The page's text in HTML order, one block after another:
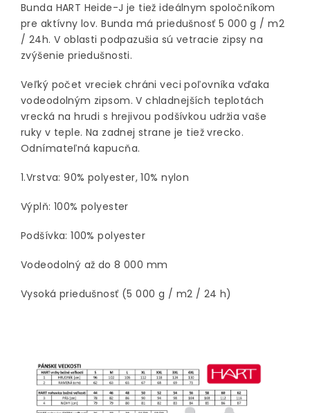
Bunda HART Heide-J je tiež ideálnym spoločníkom
pre aktívny lov. Bunda má priedušnosť 5 000 g / m2
/ 24h. V oblasti podpazušia sú vetracie zipsy na
zvýšenie priedušnosti.
Veľký počet vreciek chráni veci poľovníka vďaka
vodeodolným zipsom. V chladnejších teplotách
vrecká na hrudi s hrejivou podšívkou udržia vaše
ruky v teple. Na zadnej strane je tiež vrecko.
Odnímateľná kapucňa.
1.Vrstva: 90% polyester, 10% nylon
Výplň: 100% polyester
Podšívka: 100% polyester
Vodeodolný až do 8 000 mm
Vysoká priedušnosť (5 000 g / m2 / 24 h)